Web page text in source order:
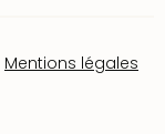
Mentions légales